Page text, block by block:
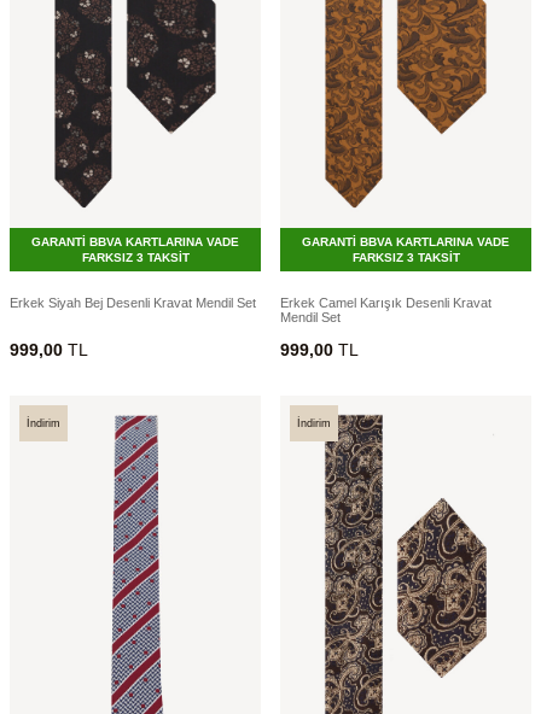
GARANTİ BBVA KARTLARINA VADE
FARKSIZ 3 TAKSİT
Erkek Siyah Bej Desenli Kravat Mendil Set
999,00 TL
GARANTİ BBVA KARTLARINA VADE
FARKSIZ 3 TAKSİT
Erkek Camel Karışık Desenli Kravat
Mendil Set
999,00 TL
İndirim İndirim